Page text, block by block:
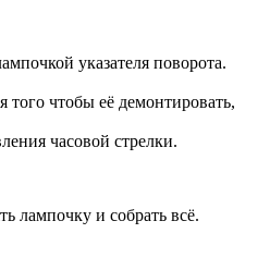
указателя поворота.
того чтобы её демонтировать,
часовой стрелки.
лампочку и собрать всё.